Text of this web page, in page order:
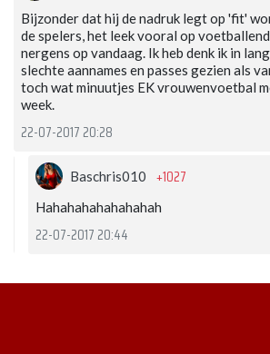
Bijzonder dat hij de nadruk legt op 'fit'
de spelers, het leek vooral op
nergens op vandaag. Ik heb denk ik in
slechte aannames en passes gezien als
toch wat minuutjes EK vrouwenvoetbal
week.
22-07-2017 20:28
Baschris010 +1027
Hahahahahahahahah
22-07-2017 20:44